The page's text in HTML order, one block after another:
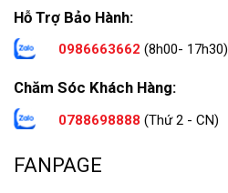
Hỗ Trợ Bảo Hành:
0986663662 (8h00- 17h30)
Chăm Sóc Khách Hàng:
0788698888 (Thứ 2 - CN)
FANPAGE